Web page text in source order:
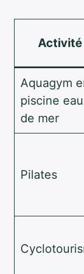
Activité
Aquagym
piscine eau
de mer
Pilates